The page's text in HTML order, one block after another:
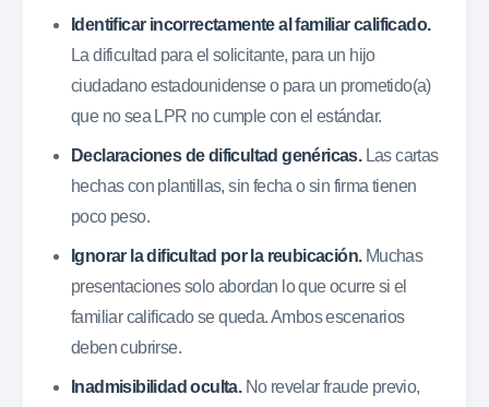
Identificar incorrectamente al familiar calificado.
La dificultad para el solicitante, para un hijo
ciudadano estadounidense o para un prometido(a)
que no sea LPR no cumple con el estándar.
Declaraciones de dificultad genéricas.Las cartas
hechas con plantillas, sin fecha o sin firma tienen
poco peso.
Ignorar la dificultad por la reubicación.Muchas
presentaciones solo abordan lo que ocurre si el
familiar calificado se queda. Ambos escenarios
deben cubrirse.
Inadmisibilidad oculta.No revelar fraude previo,